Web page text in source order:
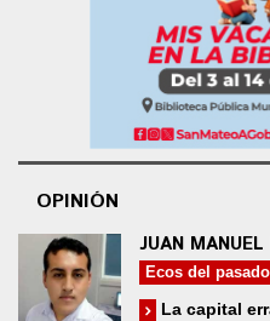
OPINIÓN
JUAN
Ecos del pasado
La capital